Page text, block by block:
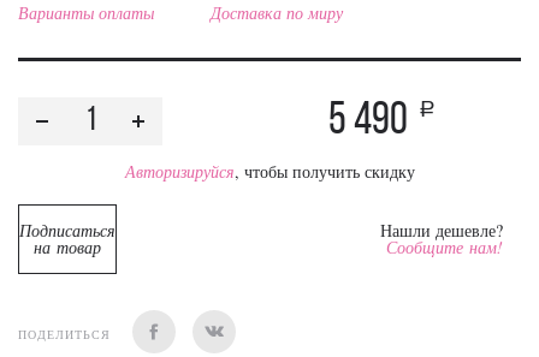
Варианты оплаты Доставка по миру
5 490 a
Авторизируйся, чтобы получить скидку
Подписаться
на товар
Нашли дешевле?
Сообщите нам!
ПОДЕЛИТЬСЯ